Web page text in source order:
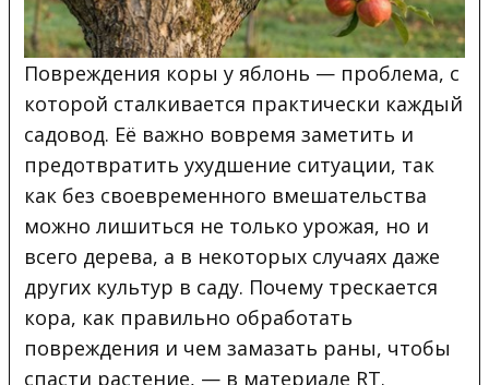
Повреждения коры у яблонь — проблема, с
которой сталкивается практически каждый
садовод. Её важно вовремя заметить и
предотвратить ухудшение ситуации, так
как без своевременного вмешательства
можно лишиться не только урожая, но и
всего дерева, а в некоторых случаях даже
других культур в саду. Почему трескается
кора, как правильно обработать
повреждения и чем замазать раны, чтобы
спасти растение, — в материале RT.